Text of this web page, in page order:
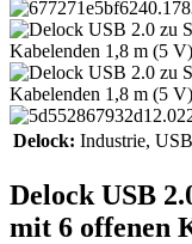
Delock: Industrie, USB
Delock USB
mit 6 offenen